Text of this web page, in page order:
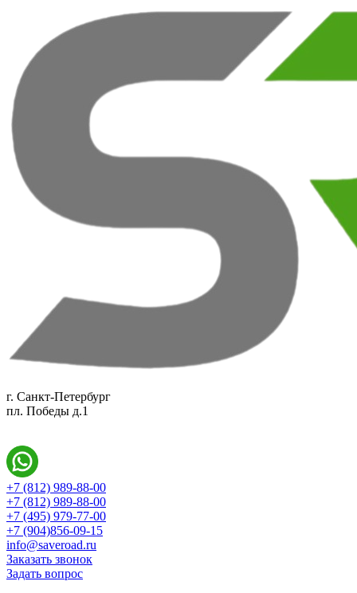
г. Санкт-Петербург
пл. Победы д.1
+7 (812) 989-88-00
+7 (812) 989-88-00
+7 (495) 979-77-00
+7 (904)856-09-15
info@saveroad.ru
Заказать звонок
Задать вопрос